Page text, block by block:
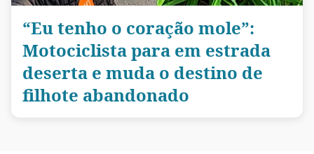
“Eu tenho o coração mole”:
Motociclista para em estrada
deserta e muda o destino de
filhote abandonado